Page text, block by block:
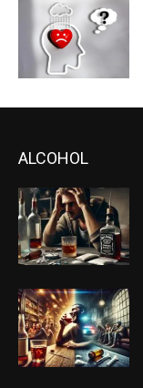
ALCOHOL